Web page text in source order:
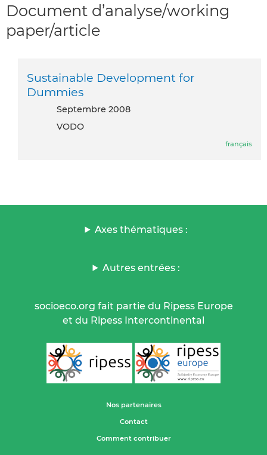
Document d’analyse/working
paper/article
Sustainable Development for
Dummies
septembre 2008
VODO
français
Axes thématiques :
Autres entrées :
socioeco.org fait partie du Ripess Europe
et du Ripess Intercontinental
Nos partenaires
Contact
Comment contribuer